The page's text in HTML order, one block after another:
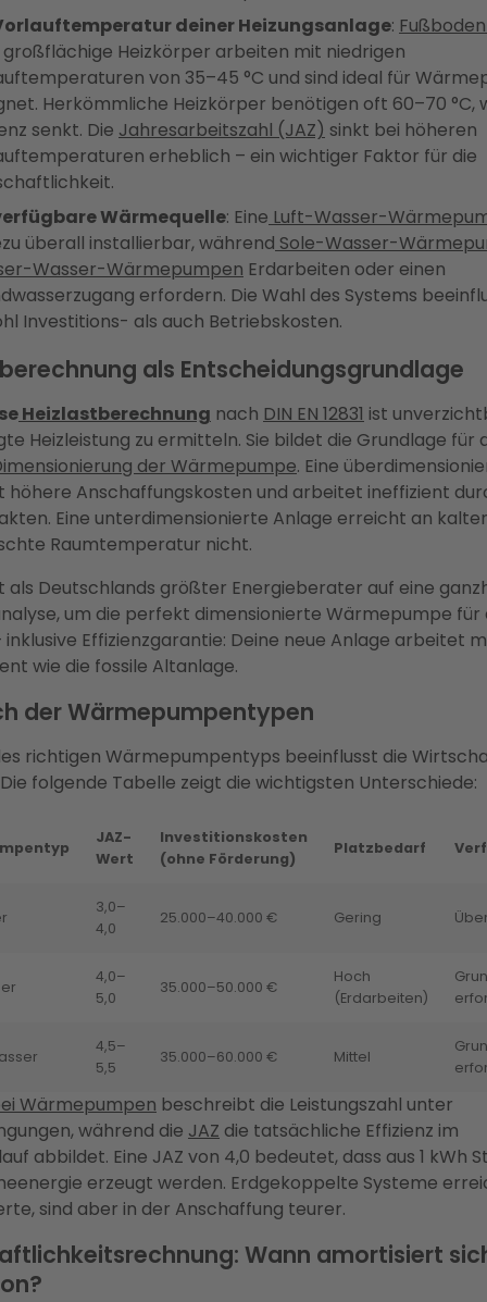
deiner Heizungsanlage:
Heizkörper arbeiten mit niedrigen
von 35–45 °C und sind ideal für
Herkömmliche Heizkörper benötigen oft 60–70 °C,
senkt. Die Jahresarbeitszahl (JAZ) sinkt bei höheren
erheblich – ein wichtiger Faktor für die
Wärmequelle: Eine Luft-Wasser-
überall installierbar, während Sole-Wasser-
Wasser-Wärmepumpen Erdarbeiten oder einen
erfordern. Die Wahl des Systems
Investitions- als auch Betriebskosten.
als Entscheidungsgrundlage
Heizlastberechnung nach DIN EN 12831 ist
Heizleistung zu ermitteln. Sie bildet die Grundlage für
der Wärmepumpe. Eine
höhere Anschaffungskosten und arbeitet ineffizient
Eine unterdimensionierte Anlage erreicht an
Raumtemperatur nicht.
als Deutschlands größter Energieberater auf eine
um die perfekt dimensionierte Wärmepumpe für
inklusive Effizienzgarantie: Deine neue Anlage arbeitet
wie die fossile Altanlage.
der Wärmepumpentypen
richtigen Wärmepumpentyps beeinflusst die
folgende Tabelle zeigt die wichtigsten Unterschiede:
JAZ-
Wert
Investitionskosten
(ohne Förderung)
Platzbedarf
3,0–
4,0
25.000–40.000 € Gering
4,0–
5,0
35.000–50.000 €
Hoch
(Erdarbeiten)
4,5–
5,5
35.000–60.000 € Mittel
Wärmepumpen beschreibt die Leistungszahl unter
während die JAZ die tatsächliche Effizienz im
abbildet. Eine JAZ von 4,0 bedeutet, dass aus 1 kWh
erzeugt werden. Erdgekoppelte Systeme
sind aber in der Anschaffung teurer.
Wann amortisiert